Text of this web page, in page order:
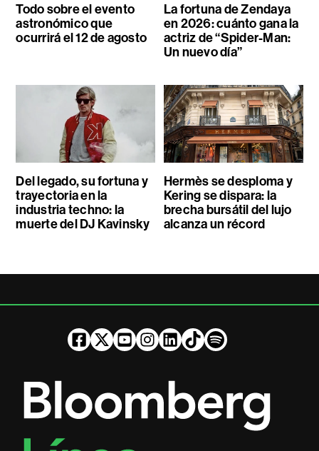
Todo sobre el evento
astronómico que
ocurrirá el 12 de agosto
La fortuna de Zendaya
en 2026: cuánto gana la
actriz de “Spider-Man:
Un nuevo día”
Del legado, su fortuna y
trayectoria en la
industria techno: la
muerte del DJ Kavinsky
Hermès se desploma y
Kering se dispara: la
brecha bursátil del lujo
alcanza un récord